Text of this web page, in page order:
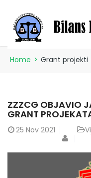
Home > Grant projekti
ZZZCG OBJAVIO
GRANT
25 Nov 2021